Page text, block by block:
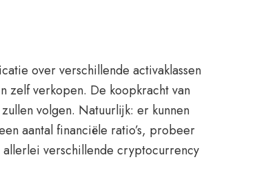
over verschillende activaklassen
zelf verkopen. De koopkracht van
volgen. Natuurlijk: er kunnen
aantal financiële ratio’s, probeer
verschillende cryptocurrency